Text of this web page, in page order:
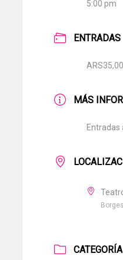
5:00 pm
ENTRADAS
MÁS
Entradas
CATEGORÍA